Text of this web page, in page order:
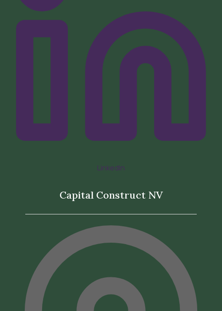
LinkedIn
Capital Construct NV